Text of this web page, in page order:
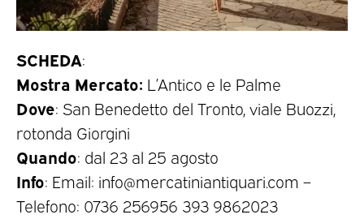
SCHEDA:
Mostra Mercato: L’Antico e le Palme
Dove: San Benedetto del Tronto, viale Buozzi,
rotonda Giorgini
Quando: dal 23 al 25 agosto
Info: Email: info@mercatiniantiquari.com –
Telefono: 0736 256956 393 9862023